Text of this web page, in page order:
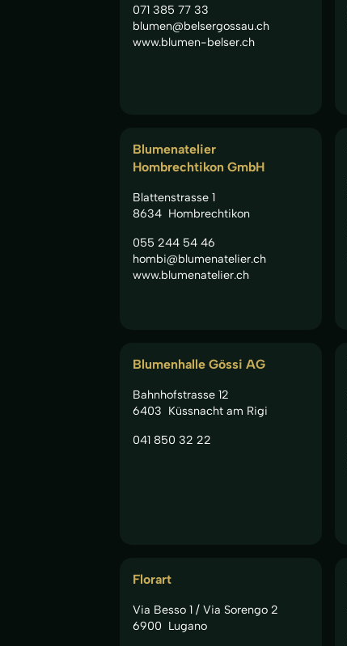
071 385 77 33
blumen@belsergossau.ch
www.blumen-belser.ch
Blumenatelier
Hombrechtikon GmbH
Blattenstrasse 1
8634 Hombrechtikon
055 244 54 46
hombi@blumenatelier.ch
www.blumenatelier.ch
Blumenhalle Gössi AG
Bahnhofstrasse 12
6403 Küssnacht am Rigi
041 850 32 22
Florart
Via Besso 1 / Via Sorengo 2
6900 Lugano